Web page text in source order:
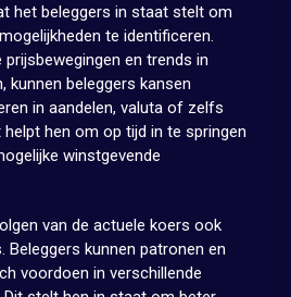
het beleggers in staat stelt om
te identificeren.
en trends in
kunnen beleggers kansen
in aandelen, valuta of zelfs
hen om op tijd in te springen
winstgevende
van de actuele koers ook
Beleggers kunnen patronen en
voordoen in verschillende